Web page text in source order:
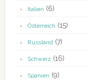
Italien (6)
Österreich (15)
Russland(7)
Schweiz (16)
Spanien (9)